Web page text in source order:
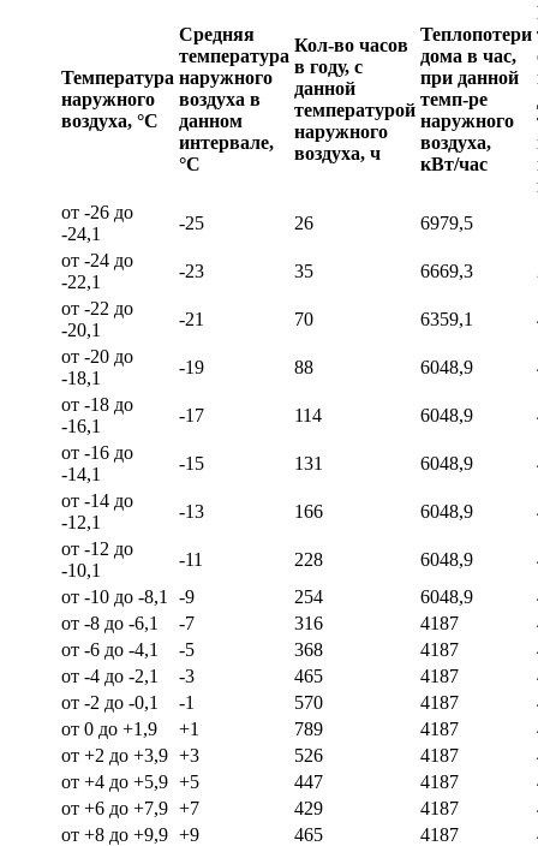
Температура
наружного
воздуха, °C
Средняя
температура
наружного
воздуха в
данном
интервале,
°C
Кол-во часов
в году, с
данной
температурой
наружного
воздуха, ч
Теплопотери
дома в час,
при данной
темп-ре
наружного
воздуха,
кВт/час
от -26 до
-24,1
-25 26 6979,5
от -24 до
-22,1
-23 35 6669,3
от -22 до
-20,1
-21 70 6359,1
от -20 до
-18,1
-19 88 6048,9
от -18 до
-16,1
-17 114 6048,9
от -16 до
-14,1
-15 131 6048,9
от -14 до
-12,1
-13 166 6048,9
от -12 до
-10,1
-11 228 6048,9
от -10 до -8,1
-9 254 6048,9
от -8 до -6,1
-7 316 4187
от -6 до -4,1
-5 368 4187
от -4 до -2,1
-3 465 4187
от -2 до -0,1
-1 570 4187
от 0 до +1,9
+1 789 4187
от +2 до +3,9 +3 526 4187
от +4 до +5,9 +5 447 4187
от +6 до +7,9 +7 429 4187
от +8 до +9,9 +9 465 4187